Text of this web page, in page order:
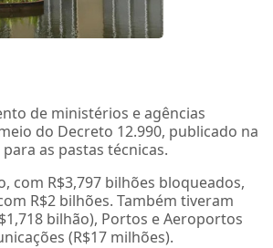
de ministérios e agências
do Decreto 12.990, publicado na
as pastas técnicas.
com R$3,797 bilhões bloqueados,
R$2 bilhões. Também tiveram
bilhão), Portos e Aeroportos
(R$17 milhões).